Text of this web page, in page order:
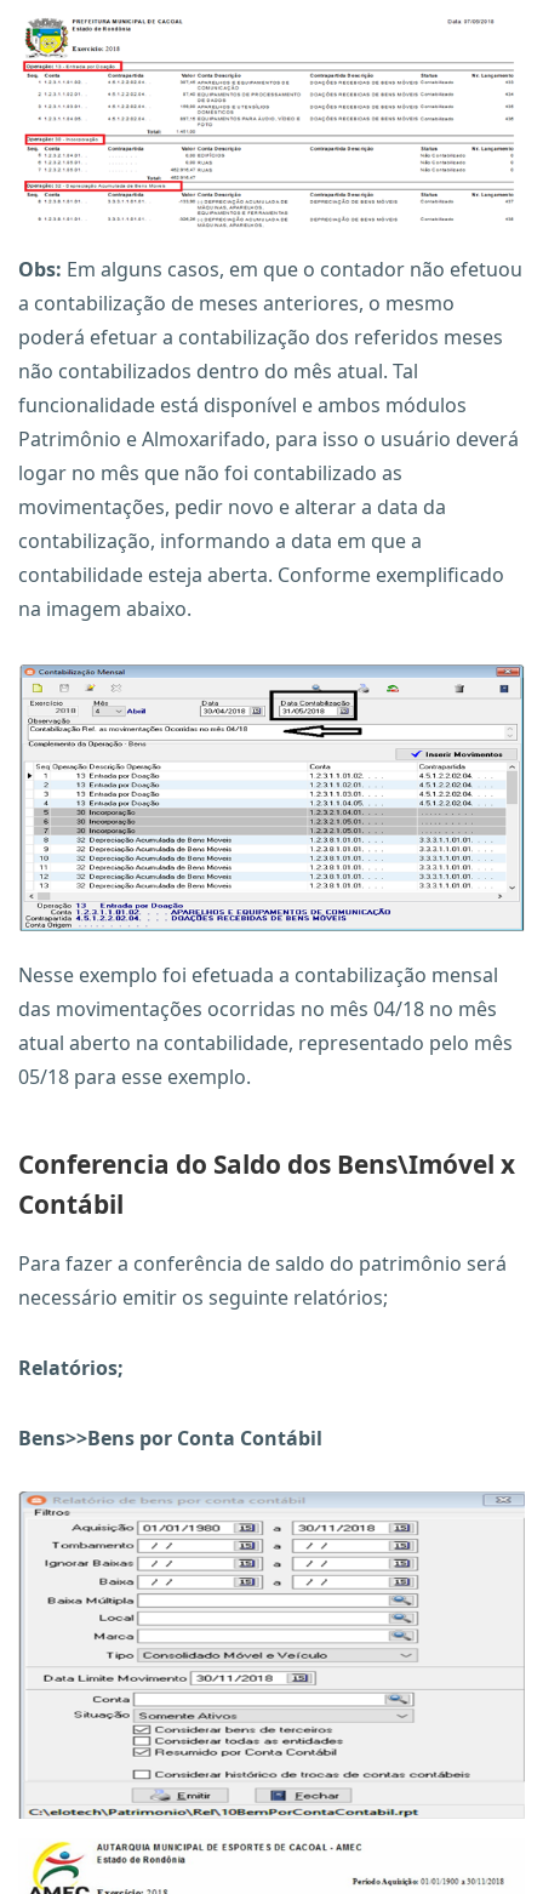
Obs: Em alguns casos, em que o contador não efetuou
a contabilização de meses anteriores, o mesmo
poderá efetuar a contabilização dos referidos meses
não contabilizados dentro do mês atual. Tal
funcionalidade está disponível e ambos módulos
Patrimônio e Almoxarifado, para isso o usuário deverá
logar no mês que não foi contabilizado as
movimentações, pedir novo e alterar a data da
contabilização, informando a data em que a
contabilidade esteja aberta. Conforme exemplificado
na imagem abaixo.
Nesse exemplo foi efetuada a contabilização mensal
das movimentações ocorridas no mês 04/18 no mês
atual aberto na contabilidade, representado pelo mês
05/18 para esse exemplo.
Conferencia do Saldo dos Bens\Imóvel x
Contábil
Para fazer a conferência de saldo do patrimônio será
necessário emitir os seguinte relatórios;
Relatórios;
Bens>>Bens por Conta Contábil